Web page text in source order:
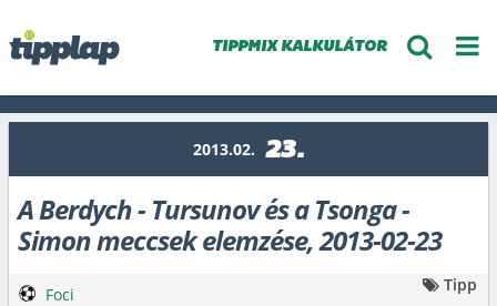
TIPPMIX KALKULÁTOR
2013.02. 23.
A Berdych - Tursunov és a Tsonga -
Simon meccsek elemzése, 2013-02-23
Foci Tipp